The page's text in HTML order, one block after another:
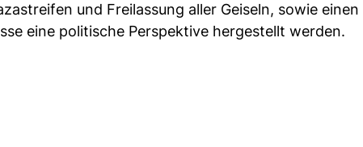
und Freilassung aller Geiseln, sowie einen
eine politische Perspektive hergestellt werden.